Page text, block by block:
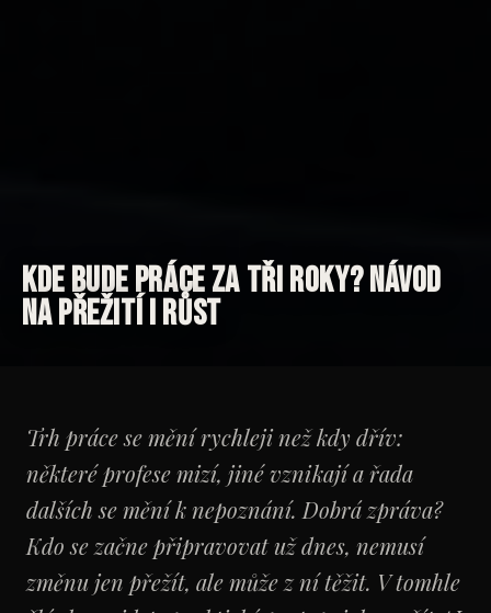
Kde bude práce za tři roky? Návod
na přežití i růst
Trh práce se mění rychleji než kdy dřív:
některé profese mizí, jiné vznikají a řada
dalších se mění k nepoznání. Dobrá zpráva?
Kdo se začne připravovat už dnes, nemusí
změnu jen přežít, ale může z ní těžit. V tomhle